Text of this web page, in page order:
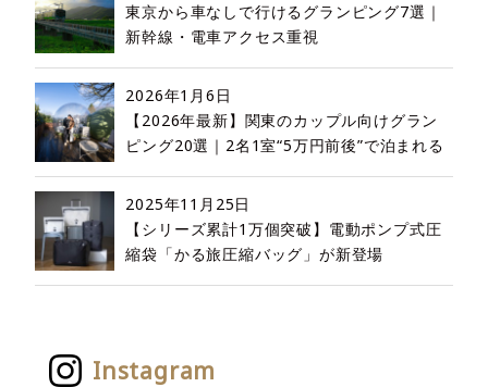
東京から車なしで行けるグランピング7選｜
新幹線・電車アクセス重視
2026年1月6日
【2026年最新】関東のカップル向けグラン
ピング20選｜2名1室“5万円前後”で泊まれる
2025年11月25日
【シリーズ累計1万個突破】電動ポンプ式圧
縮袋「かる旅圧縮バッグ」が新登場
Instagram